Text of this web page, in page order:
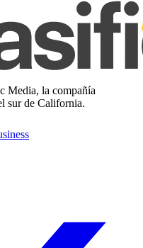
Media, la compañía
sur de California.